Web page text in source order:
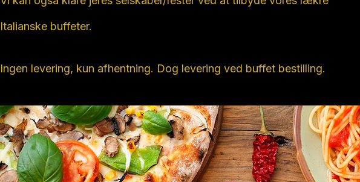
Italianske buffeter.
Ingen levering, kun afhentning. Dog levering ved buffet bestilling.